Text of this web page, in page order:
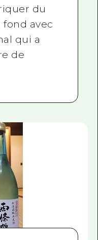
du
fond avec
qui a
de